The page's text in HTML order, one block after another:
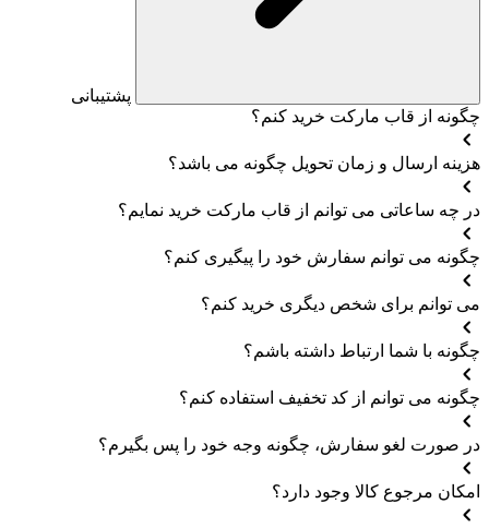
پشتیبانی
چگونه از قاب مارکت خرید کنم؟
هزینه ارسال و زمان تحویل چگونه می باشد؟
در چه ساعاتی می توانم از قاب مارکت خرید نمایم؟
چگونه می توانم سفارش خود را پیگیری کنم؟
می توانم برای شخص دیگری خرید کنم؟
چگونه با شما ارتباط داشته باشم؟
چگونه می توانم از کد تخفیف استفاده کنم؟
در صورت لغو سفارش، چگونه وجه خود را پس بگیرم؟
امکان مرجوع کالا وجود دارد؟